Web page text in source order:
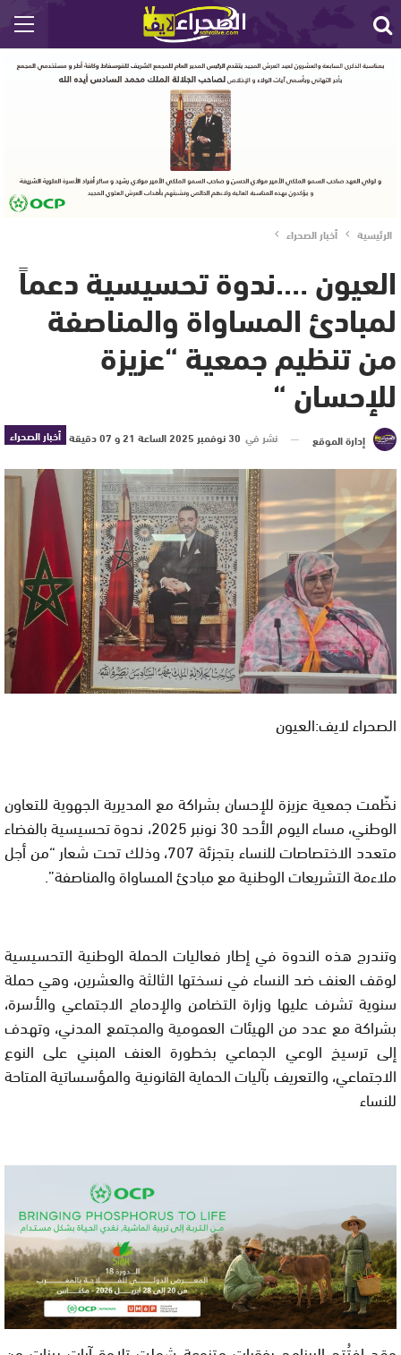
الرئيسية أخبار الصحراء
العيون ….ندوة تحسيسية دعماً
لمبادئ المساواة والمناصفة
من تنظيم جمعية “عزيزة
للإحسان “
أخبار الصحراء إدارة الموقع نشر في 30 نوفمبر 2025 الساعة 21 و 07 دقيقة
الصحراء لايف:العيون
نظّمت جمعية عزيزة للإحسان بشراكة مع المديرية الجهوية للتعاون
الوطني، مساء اليوم الأحد 30 نونبر 2025، ندوة تحسيسية بالفضاء
متعدد الاختصاصات للنساء بتجزئة 707، وذلك تحت شعار “من أجل
ملاءمة التشريعات الوطنية مع مبادئ المساواة والمناصفة”.
وتندرج هذه الندوة في إطار فعاليات الحملة الوطنية التحسيسية
لوقف العنف ضد النساء في نسختها الثالثة والعشرين، وهي حملة
سنوية تشرف عليها وزارة التضامن والإدماج الاجتماعي والأسرة،
بشراكة مع عدد من الهيئات العمومية والمجتمع المدني، وتهدف
إلى ترسيخ الوعي الجماعي بخطورة العنف المبني على النوع
الاجتماعي، والتعريف بآليات الحماية القانونية والمؤسساتية المتاحة
للنساء